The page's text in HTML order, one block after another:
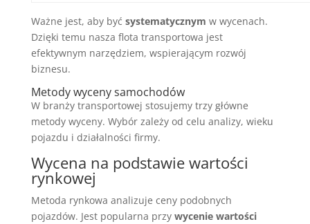
Ważne jest, aby być systematycznym w wycenach.
Dzięki temu nasza flota transportowa jest
efektywnym narzędziem, wspierającym rozwój
biznesu.
Metody wyceny samochodów
W branży transportowej stosujemy trzy główne
metody wyceny. Wybór zależy od celu analizy, wieku
pojazdu i działalności firmy.
Wycena na podstawie wartości
rynkowej
Metoda rynkowa analizuje ceny podobnych
pojazdów. Jest popularna przy wycenie wartości